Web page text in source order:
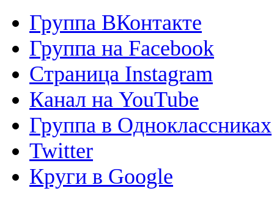
Группа ВКонтакте
Группа на Facebook
Страница Instagram
Канал на YouTube
Группа в Одноклассниках
Twitter
Круги в Google